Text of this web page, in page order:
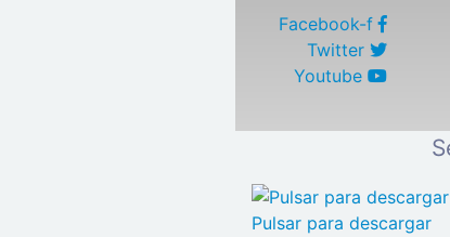
Facebook-f
Twitter
Youtube
Pulsar para descargar